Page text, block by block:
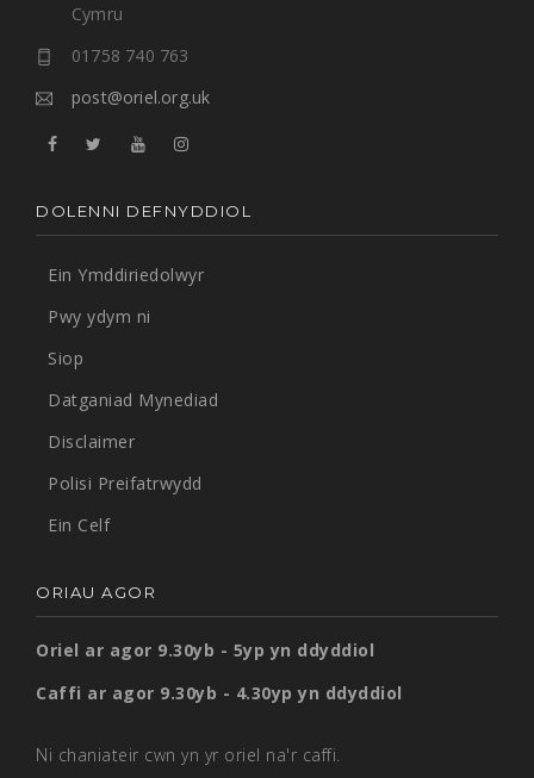
Cymru
01758 740 763
post@oriel.org.uk
DOLENNI DEFNYDDIOL
Ein Ymddiriedolwyr
Pwy ydym ni
Siop
Datganiad Mynediad
Disclaimer
Polisi Preifatrwydd
Ein Celf
ORIAU AGOR
Oriel ar agor 9.30yb - 5yp yn ddyddiol
Caffi ar agor 9.30yb - 4.30yp yn ddyddiol
Ni chaniateir cwn yn yr oriel na'r caffi.